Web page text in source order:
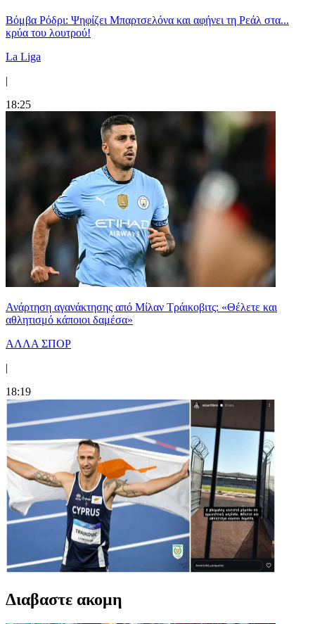
Βόμβα Ρόδρι: Ψηφίζει Μπαρτσελόνα και αφήνει τη Ρεάλ στα...
κρύα του λουτρού!
La Liga
|
18:25
Ανάρτηση αγανάκτησης από Μίλαν Τράικοβιτς: «Θέλετε και
αθλητισμό κάποιοι δαμέσα»
ΑΛΛΑ ΣΠΟΡ
|
18:19
Διαβαστε ακομη